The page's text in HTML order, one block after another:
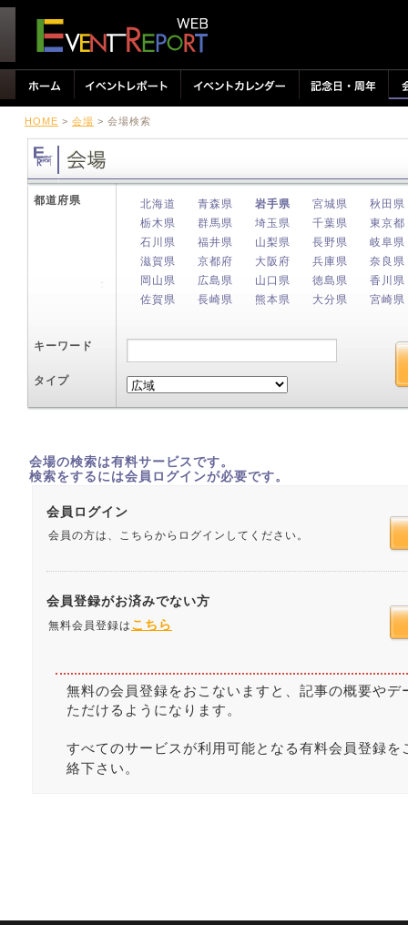
HOME > 会場 > 会場検索
都道府県 北海道 青森県 岩手県 宮城県
秋田県
栃木県
群馬県 埼玉県 千葉県
東京都
石川県
福井県 山梨県 長野県
岐阜県
滋賀県
京都府 大阪府 兵庫県
奈良県
岡山県
広島県 山口県 徳島県
香川県
佐賀県
長崎県 熊本県 大分県 宮崎県
キーワード
タイプ
会場の検索は有料サービスです。
検索をするには会員ログインが必要です。
会員ログイン
会員の方は、こちらからログインしてください。
会員登録がお済みでない方
無料会員登録は こちら
無料の会員登録をおこないますと、記事の概要や
ただけるようになります。
すべてのサービスが利用可能となる有料会員登録を
絡下さい。